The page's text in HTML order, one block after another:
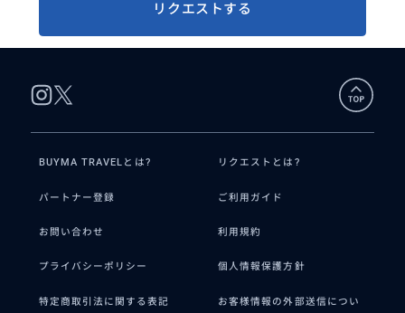
リクエストする
BUYMA TRAVELとは? リクエストとは?
パートナー登録 ご利用ガイド
お問い合わせ 利用規約
プライバシーポリシー 個人情報保護方針
特定商取引法に関する表記
お客様情報の外部送信につい